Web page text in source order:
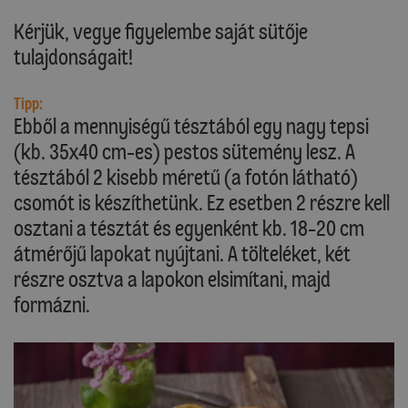
Kérjük, vegye figyelembe saját sütője
tulajdonságait!
Tipp:
Ebből a mennyiségű tésztából egy nagy tepsi
(kb. 35x40 cm-es) pestos sütemény lesz. A
tésztából 2 kisebb méretű (a fotón látható)
csomót is készíthetünk. Ez esetben 2 részre kell
osztani a tésztát és egyenként kb. 18-20 cm
átmérőjű lapokat nyújtani. A tölteléket, két
részre osztva a lapokon elsimítani, majd
formázni.